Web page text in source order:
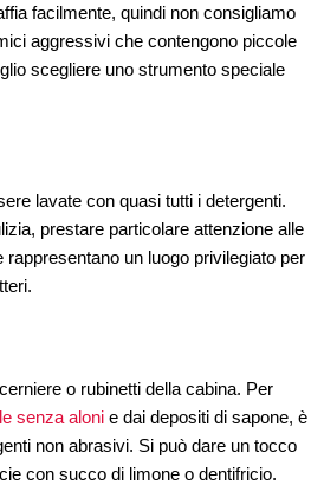
facilmente, quindi non consigliamo
aggressivi che contengono piccole
scegliere uno strumento speciale
lavate con quasi tutti i detergenti.
prestare particolare attenzione alle
rappresentano un luogo privilegiato per
o rubinetti della cabina. Per
senza aloni e dai depositi di sapone, è
non abrasivi. Si può dare un tocco
con succo di limone o dentifricio.